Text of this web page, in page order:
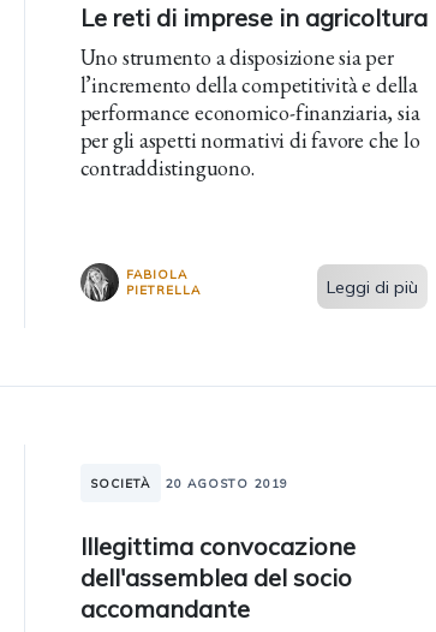
Le reti di imprese in agricoltura
Uno strumento a disposizione sia per
l’incremento della competitività e della
performance economico-finanziaria, sia
per gli aspetti normativi di favore che lo
contraddistinguono.
FABIOLA
PIETRELLA
Leggi di più
SOCIETÀ 20 AGOSTO 2019
Illegittima convocazione
dell'assemblea del socio
accomandante